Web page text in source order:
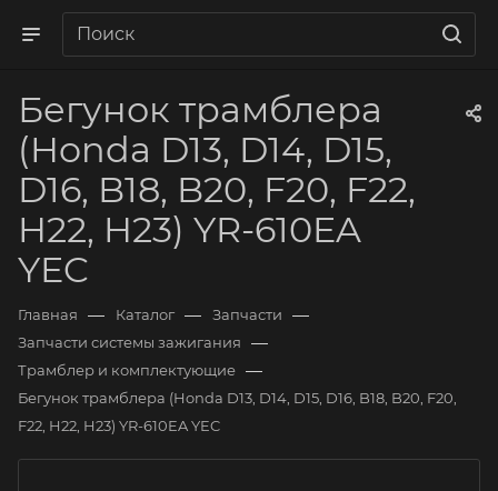
Бегунок трамблера
(Honda D13, D14, D15,
D16, B18, B20, F20, F22,
H22, H23) YR-610EA
YEC
Главная — Каталог — Запчасти —
Запчасти системы зажигания —
Трамблер и комплектующие —
Бегунок трамблера (Honda D13, D14, D15, D16, B18, B20, F20,
F22, H22, H23) YR-610EA YEC